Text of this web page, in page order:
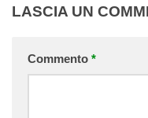
LASCIA UN
Commento *